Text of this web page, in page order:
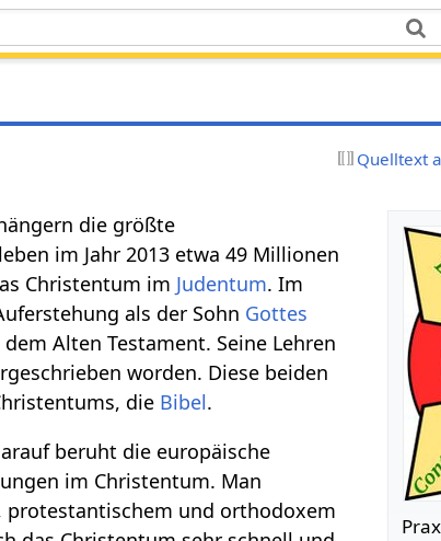
Quelltext
die größte
im Jahr 2013 etwa 49 Millionen
Christentum im Judentum. Im
als der Sohn Gottes
dem Alten Testament. Seine Lehren
worden. Diese beiden
die Bibel.
beruht die europäische
im Christentum. Man
und orthodoxem